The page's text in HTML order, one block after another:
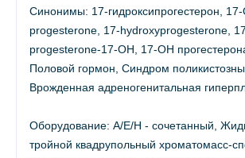
Синонимы: 17-гидроксипрогестерон,
progesterone, 17-hydroxyprogesterone,
progesterone-17-OH, 17-ОН
Половой гормон, Синдром
Врожденная адреногенитальная
Оборудование: А/Е/Н - сочетанный,
тройной квадрупольный хроматомасс-